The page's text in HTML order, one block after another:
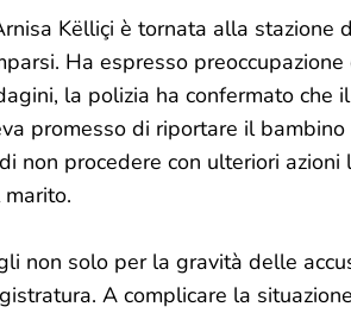
Këlliçi è tornata alla stazione
Ha espresso
la polizia ha confermato che il
promesso di riportare il bambino
non procedere con ulteriori azioni
non solo per la gravità delle
A complicare la